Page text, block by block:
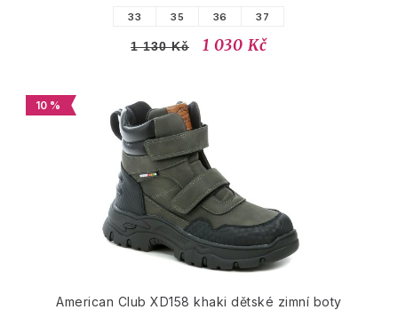
33 35 36 37
1 130 Kč 1 030 Kč
10 %
American Club XD158 khaki dětské zimní boty